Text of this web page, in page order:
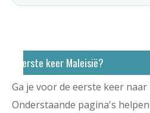
Eerste keer Maleisië?
Ga je voor de eerste keer naar
Onderstaande pagina's